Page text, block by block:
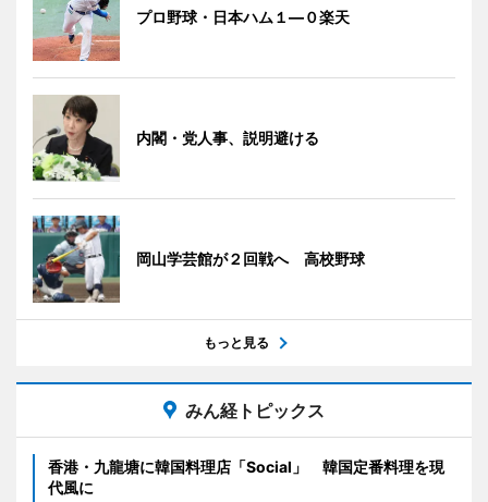
プロ野球・日本ハム１―０楽天
内閣・党人事、説明避ける
岡山学芸館が２回戦へ 高校野球
もっと見る
みん経トピックス
香港・九龍塘に韓国料理店「Social」 韓国定番料理を現
代風に